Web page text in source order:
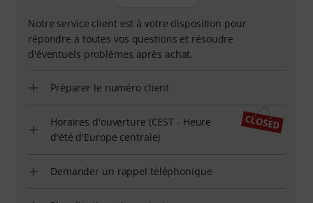
Notre service client est à votre disposition pour
répondre à toutes vos questions et résoudre
d'éventuels problèmes après achat.
Préparer le numéro client
Horaires d'ouverture (CEST - Heure
d'été d'Europe centrale)
Demander un rappel téléphonique